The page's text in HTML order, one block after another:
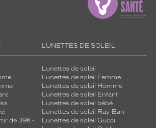
de 39€ -
LUNETTES DE SOLEIL
Lunettes de soleil
Lunettes de soleil Femme
Lunettes de soleil Homme
Lunettes de soleil Enfant
Lunettes de soleil bébé
Lunettes de soleil Ray-Ban
Lunettes de soleil Gucci